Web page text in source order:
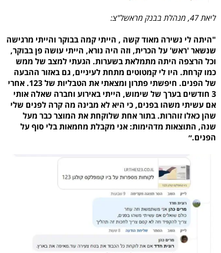
ליאת 47, מנהלת בבנק מראשל"צ:
"היתה לי נשירה מאוד קשה , הייתי קמה בבוקר והייתי מרגישה
שנשאר 'ראש' על הכרית, וזה היה נורא, הייתי עושה פן בבוקר,
וכל הרצפה היתה מתמלאת בשערות. הגעתי למצב של ממש
כמו קרחת. היו לי קמטוטים מתחת לעיניים, גם באזור ההבעה
של הפנים. חיפשתי פתרון ומצאתי את הטבליות של 123. אחרי
3 חודשים בערך של שימוש, הייתי באירוע וחברה שאלה אותי
אם עשיתי משהו בפנים, כי היא לא מבינה מה קרה לפנים שלי
שהן כאלו זוהרות. בתור אחת שלוקחת את המוצר כבר מעל
שנה, התוצאות מדהימות: אני מקבלת מחמאות בלי סוף על
הפנים.״